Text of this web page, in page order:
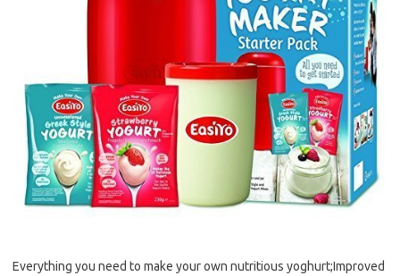
Everything you need to make your own nutritious yoghurt;Improved